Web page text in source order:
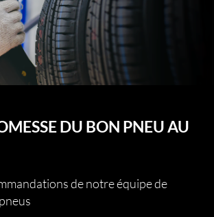
DU BON PNEU AU
de notre équipe de